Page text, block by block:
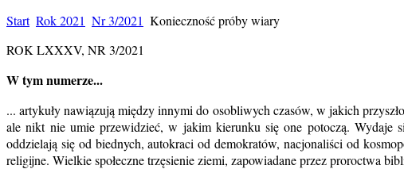
Start Rok 2021 Nr 3/2021 Konieczność próby wiary
ROK LXXXV, NR 3/2021
W tym numerze...
... artykuły nawiązują między innymi do osobliwych czasów, w jakich
ale nikt nie umie przewidzieć, w jakim kierunku się one potoczą. Wydaje
oddzielają się od biednych, autokraci od demokratów, nacjonaliści od
religijne. Wielkie społeczne trzęsienie ziemi, zapowiadane przez proroctwa